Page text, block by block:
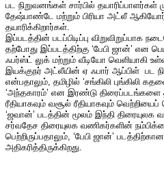
பட நிறுவனங்கள் சார்பில் தயாரிப்பாளர்கள்
தேஷ்பாண்டே மற்றும் பிரியா அட்லீ
தயாரிக்கிறார்கள்.
இப்படத்தின் படப்பிடிப்பு விறுவிறுப்பாக
தற்போது இப்படத்திற்கு ‘பேபி ஜான்’ என
ஃபர்ஸ்ட் லுக் மற்றும் வீடியோ வெளியாகி
இயக்குநர் அட்லீயின் ஏ ஃபார் ஆப்பிள் பட
என்பதாலும், தமிழில் ‘சங்கிலி புங்கிலி
‘அந்தகாரம்’ என இரண்டு திரைப்படங்களை
ரீதியாகவும் வசூல் ரீதியாகவும் வெற்றியைப்
‘ஜவான்’ படத்தின் மூலம் இந்தி திரையுலக
சர்வதேச திரையுலக வணிகர்களின்
பெற்றிருப்பதாலும், ‘பேபி ஜான்’ படத்திற்கான
அதிகரித்திருக்கிறது.